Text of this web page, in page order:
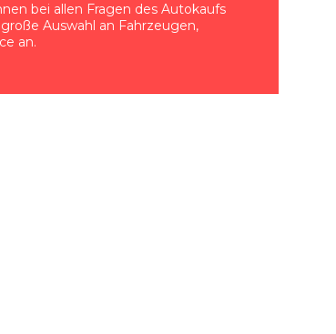
bei allen Fragen des Autokaufs
Auswahl an Fahrzeugen,
an.